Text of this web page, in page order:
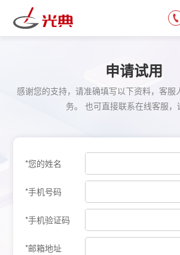
申请试用
感谢您的支持，请准确填写以下资料，客服
务。 也可直接联系在线客服，
*您的姓名
*手机号码
*手机验证码
*邮箱地址